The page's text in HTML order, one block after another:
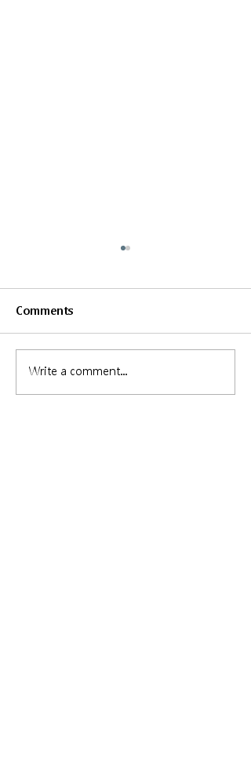
當眼前只有下坡路，與其
努力不如躺平
Comments
Write a comment...